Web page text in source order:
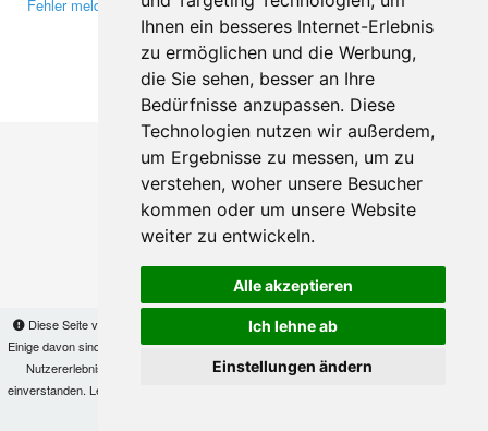
Ihnen ein besseres Internet-Erlebnis
zu ermöglichen und die Werbung,
die Sie sehen, besser an Ihre
Bedürfnisse anzupassen. Diese
Technologien nutzen wir außerdem,
um Ergebnisse zu messen, um zu
verstehen, woher unsere Besucher
kommen oder um unsere Website
weiter zu entwickeln.
Alle akzeptieren
Ich lehne ab
Einstellungen ändern
Diese Seite verwendet Cookies, um Informationen auf Ihrem Computer zu speichern.
Einige davon sind notwendig, damit unsere Seite funktioniert, andere helfen uns dabei, das
Nutzererlebnis zu verbessern. Mit der Nutzung dieser Seite erklären Sie sich damit
einverstanden. Lesen Sie unsere
Fehler melden
YouTube
Google+
Makis© Copyright 2026